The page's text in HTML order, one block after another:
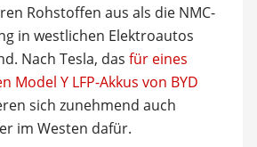
Rohstoffen aus als die NMC-
in westlichen Elektroautos
Nach Tesla, das für eines
Model Y LFP-Akkus von BYD
sich zunehmend auch
im Westen dafür.